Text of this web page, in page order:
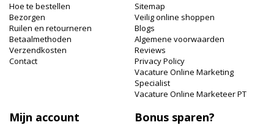
Hoe te bestellen
Bezorgen
Ruilen en retourneren
Betaalmethoden
Verzendkosten
Contact
Sitemap
Veilig online shoppen
Blogs
Algemene voorwaarden
Reviews
Privacy Policy
Vacature Online Marketing
Specialist
Vacature Online Marketeer PT
Mijn account Bonus sparen?